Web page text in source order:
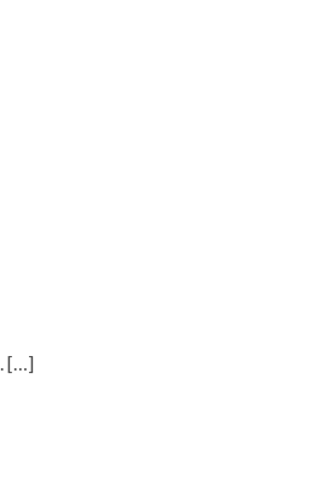
[…]